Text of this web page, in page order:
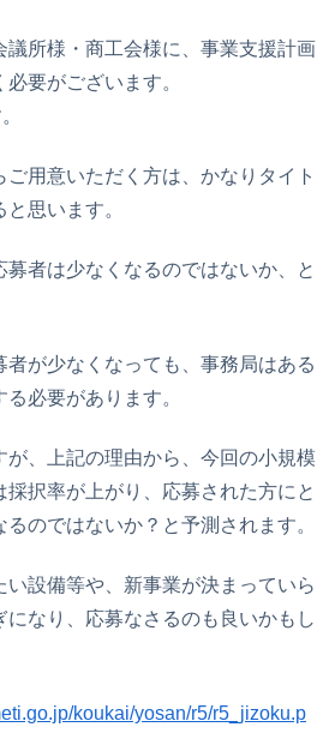
議所様・商工会様に、事業支援計画
要がございます。
ご用意いただく方は、かなりタイト
思います。
募者は少なくなるのではないか、と
者が少なくなっても、事務局はある
必要があります。
が、上記の理由から、今回の小規模
択率が上がり、応募された方にと
のではないか？と予測されます。
い設備等や、新事業が決まっていら
になり、応募なさるのも良いかもし
koukai/yosan/r5/r5_jizoku.p